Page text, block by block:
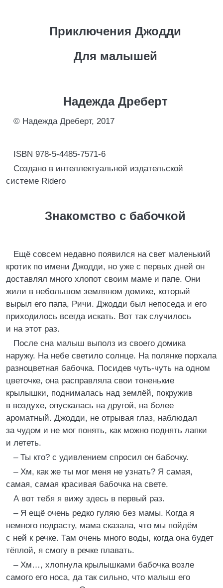
Приключения Джодди
Для малышей
Надежда Дреберт
© Надежда Дреберт, 2017
ISBN 978-5-4485-7571-6
Создано в интеллектуальной издательской
системе Ridero
Знакомство с бабочкой
Ещё совсем недавно появился на свет маленький
кротик по имени Джодди, но уже с первых дней он
доставлял много хлопот своим маме и папе. Они
жили в небольшом земляном домике, который
вырыл его папа, Ричи. Джодди был непоседа и его
приходилось всегда искать. Вот так случилось
и на этот раз.
После сна малыш выполз из своего домика
наружу. На небе светило солнце. На полянке порхала
разноцветная бабочка. Посидев чуть-чуть на одном
цветочке, она расправляла свои тоненькие
крылышки, поднималась над землёй, покружив
в воздухе, опускалась на другой, на более
ароматный. Джодди, не отрывая глаз, наблюдал
за чудом и не мог понять, как можно поднять лапки
и лететь.
– Ты кто? с удивлением спросил он бабочку.
– Хм, как же ты мог меня не узнать? Я самая,
самая, самая красивая бабочка на свете.
А вот тебя я вижу здесь в первый раз.
– Я ещё очень редко гуляю без мамы. Когда я
немного подрасту, мама сказала, что мы пойдём
с ней к речке. Там очень много воды, когда она будет
тёплой, я смогу в речке плавать.
– Хм…, хлопнула крылышками бабочка возле
самого его носа, да так сильно, что малыш его